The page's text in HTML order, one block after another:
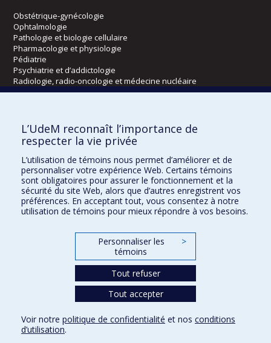
Obstétrique-gynécologie
Ophtalmologie
Pathologie et biologie cellulaire
Pharmacologie et physiologie
Pédiatrie
Psychiatrie et d’addictologie
Radiologie, radio-oncologie et médecine nucléaire
Écoles
Kinésiologie et des sciences de l’activité physique
Orthophonie et audiologie
Réadaptation
Directions
DPC
CPASS
L’UdeM reconnaît l’importance de
respecter la vie privée
L’utilisation de témoins nous permet d’améliorer et de
personnaliser votre expérience Web. Certains témoins
sont obligatoires pour assurer le fonctionnement et la
sécurité du site Web, alors que d’autres enregistrent vos
préférences. En acceptant tout, vous consentez à notre
utilisation de témoins pour mieux répondre à vos besoins.
Personnaliser les
témoins
>
Tout refuser
Tout accepter
Voir notre politique de confidentialité et nos conditions
d’utilisation.